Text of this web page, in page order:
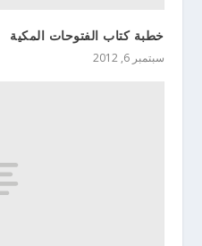
خطبة كتاب الفتوحات المكية
سبتمبر 6, 2012